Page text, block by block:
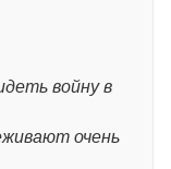
войну в
очень